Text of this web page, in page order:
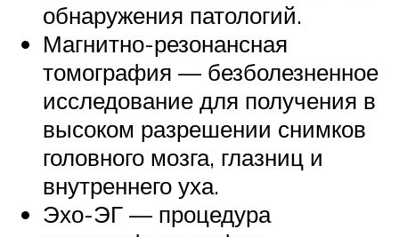
обнаружения патологий.
Магнитно-резонансная
томография — безболезненное
исследование для получения в
высоком разрешении снимков
головного мозга, глазниц и
внутреннего уха.
Эхо-ЭГ — процедура